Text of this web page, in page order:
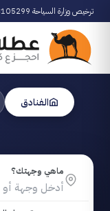
ترخيص وزارة السياحة 73105299
الفنادق
ماهي وجهتك؟